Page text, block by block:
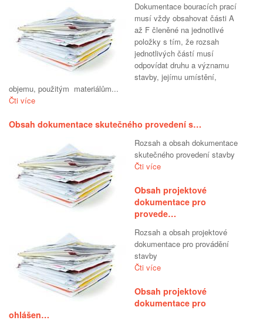
Dokumentace bouracích prací
musí vždy obsahovat části A
až F členěné na jednotlivé
položky s tím, že rozsah
jednotlivých částí musí
odpovídat druhu a významu
stavby, jejímu umístění,
objemu, použitým materiálům...
Čti více
Obsah dokumentace skutečného provedení s…
Rozsah a obsah dokumentace
skutečného provedení stavby
Čti více
Obsah projektové
dokumentace pro
provede…
Rozsah a obsah projektové
dokumentace pro provádění
stavby
Čti více
Obsah projektové
dokumentace pro
ohlášen…